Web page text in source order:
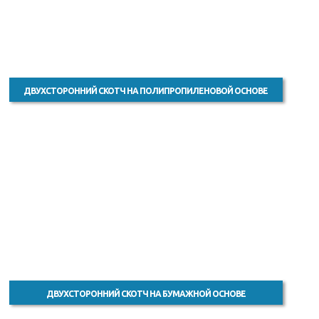
ДВУХСТОРОННИЙ СКОТЧ НА ПОЛИПРОПИЛЕНОВОЙ ОСНОВЕ
ДВУХСТОРОННИЙ СКОТЧ НА БУМАЖНОЙ ОСНОВЕ